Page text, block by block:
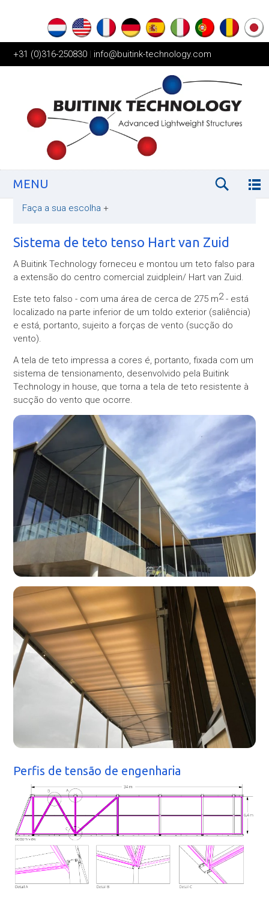
+31 (0)316-250830 | info@buitink-technology.com
MENU
Faça a sua escolha +
Sistema de teto tenso Hart van Zuid
A Buitink Technology forneceu e montou um teto falso para
a extensão do centro comercial zuidplein/ Hart van Zuid.
Este teto falso - com uma área de cerca de 275 m2- está
localizado na parte inferior de um toldo exterior (saliência)
e está, portanto, sujeito a forças de vento (sucção do
vento).
A tela de teto impressa a cores é, portanto, fixada com um
sistema de tensionamento, desenvolvido pela Buitink
Technology in house, que torna a tela de teto resistente à
sucção do vento que ocorre.
Perfis de tensão de engenharia